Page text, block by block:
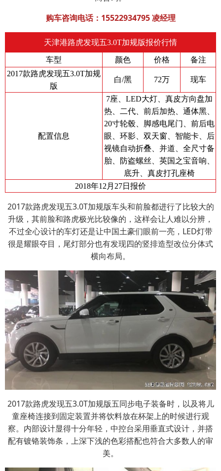
购车咨询电话： 15522934795凌经理
天津港路虎发现五3.0T加规版报价行情
车型 颜色 价格
备注
2017款路虎发现五3.0T加规
版
白/黑 72万 现车
配置信息
7座、LED大灯、真皮方向盘加
热、二代、前后加热、通体黑、
20寸轮毂、脚感电尾门、前后电
眼、环影、双天窗、智能卡、后
视镜自动折叠、并道、全尺寸备
胎、防盗螺丝、英国之宝音响、
底升、真皮打孔座椅
2018年12月27日报价
2017款路虎发现五3.0T加规版车头和前脸都进行了比较大的
升级，其前脸和路虎极光比较像的，这样会让人难以分辨，
不过全心设计的车灯还是让中国土豪们眼前一亮，LED灯带
很是耀眼夺目，尾灯部分也有发现四的竖排造型改位分体式
横向布局。
2017款路虎发现五3.0T加规版五同步电子装备时，以及将儿
童座椅连接到固定装置并将饮料放在杯架上的时候进行观
察。内部设计显得十分年轻，中控台采用垂直式设计，并搭
配有镀铬装饰条，上深下浅的色彩搭配也符合大多数人的审
美。